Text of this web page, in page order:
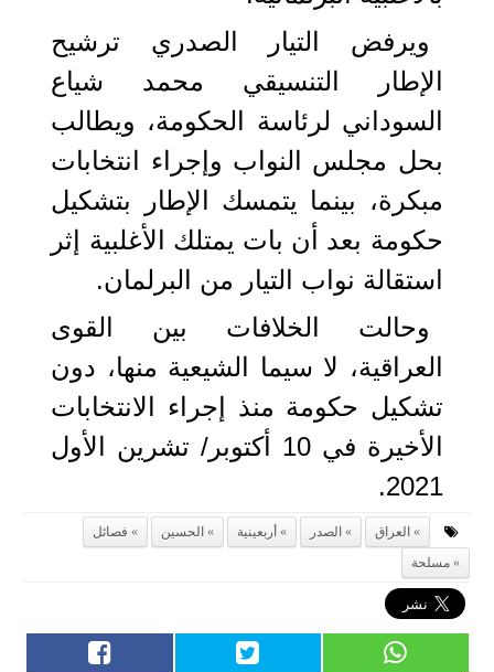
ويرفض التيار الصدري ترشيح
الإطار التنسيقي محمد شياع
السوداني لرئاسة الحكومة، ويطالب
بحل مجلس النواب وإجراء انتخابات
مبكرة، بينما يتمسك الإطار بتشكيل
حكومة بعد أن بات يمتلك الأغلبية إثر
استقالة نواب التيار من البرلمان.
وحالت الخلافات بين القوى
العراقية، لا سيما الشيعية منها، دون
تشكيل حكومة منذ إجراء الانتخابات
الأخيرة في 10 أكتوبر/ تشرين الأول
2021.
العراق الصدر أربعينية الحسين
فصائل
مسلحة